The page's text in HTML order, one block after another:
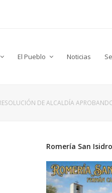
El Pueblo Noticias
DE ALCALDÍA
Romería San